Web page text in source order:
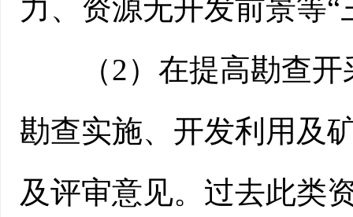
力、资源无开发前景等“
（2）在提高勘查开
勘查实施、开发利用及
及评审意见。过去此类